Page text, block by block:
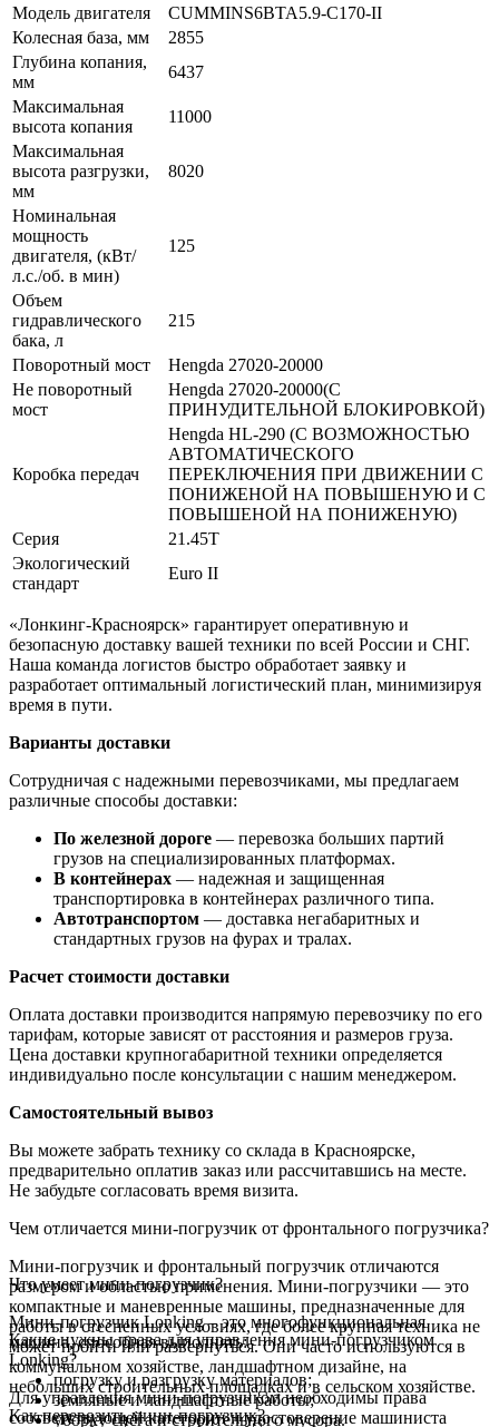
Модель двигателя
CUMMINS6BTA5.9-C170-II
Колесная база, мм
2855
Глубина копания,
мм
6437
Максимальная
высота копания
11000
Максимальная
высота разгрузки,
мм
8020
Номинальная
мощность
двигателя, (кВт/
л.с./об. в мин)
125
Объем
гидравлического
бака, л
215
Поворотный мост
Hengda 27020-20000
Не поворотный
мост
Hengda 27020-20000(С
ПРИНУДИТЕЛЬНОЙ БЛОКИРОВКОЙ)
Коробка передач
Hengda HL-290 (С ВОЗМОЖНОСТЬЮ
АВТОМАТИЧЕСКОГО
ПЕРЕКЛЮЧЕНИЯ ПРИ ДВИЖЕНИИ С
ПОНИЖЕНОЙ НА ПОВЫШЕНУЮ И С
ПОВЫШЕНОЙ НА ПОНИЖЕНУЮ)
Серия
21.45T
Экологический
стандарт
Euro II
«Лонкинг-Красноярск» гарантирует оперативную и
безопасную доставку вашей техники по всей России и СНГ.
Наша команда логистов быстро обработает заявку и
разработает оптимальный логистический план, минимизируя
время в пути.
Варианты доставки
Сотрудничая с надежными перевозчиками, мы предлагаем
различные способы доставки:
По железной дороге — перевозка больших партий
грузов на специализированных платформах.
В контейнерах — надежная и защищенная
транспортировка в контейнерах различного типа.
Автотранспортом — доставка негабаритных и
стандартных грузов на фурах и тралах.
Расчет стоимости доставки
Оплата доставки производится напрямую перевозчику по его
тарифам, которые зависят от расстояния и размеров груза.
Цена доставки крупногабаритной техники определяется
индивидуально после консультации с нашим менеджером.
Самостоятельный вывоз
Вы можете забрать технику со склада в Красноярске,
предварительно оплатив заказ или рассчитавшись на месте.
Не забудьте согласовать время визита.
Чем отличается мини-погрузчик от фронтального погрузчика?
Мини-погрузчик и фронтальный погрузчик отличаются
размером и областью применения. Мини-погрузчики — это
компактные и маневренные машины, предназначенные для
работы в стесненных условиях, где более крупная техника не
может пройти или развернуться. Они часто используются в
коммунальном хозяйстве, ландшафтном дизайне, на
небольших строительных площадках и в сельском хозяйстве.
Что умеет мини-погрузчик?
Мини-погрузчик Lonking – это многофункциональная
машина, способная выполнять:
погрузку и разгрузку материалов;
земляные и ландшафтные работы;
уборку снега и строительного мусора.
Какие нужны права для управления мини-погрузчиком
Lonking?
Для управления мини-погрузчиком необходимы права
соответствующей категории и удостоверение машиниста
Как перевозить мини-погрузчик?